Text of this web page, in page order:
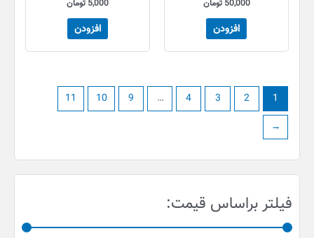
فیلتر براساس قیمت:
اا
50,000 تومان
افزودن
5,000 تومان
افزودن
1
2
3
4
…
9
10
11
←